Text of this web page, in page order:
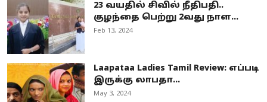
23 வயதில் சிவில் நீதிபதி..
குழந்தை பெற்று 2வது நாள...
Feb 13, 2024
Laapataa Ladies Tamil Review: எப்படி
இருக்கு லாபதா...
May 3, 2024